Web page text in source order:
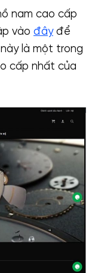
nam cao cấp
vào đâyđể
là một trong
cấp nhất của